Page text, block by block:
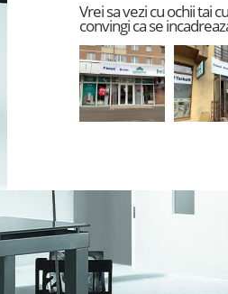
Vrei sa vezi cu ochii tai
convingi ca se